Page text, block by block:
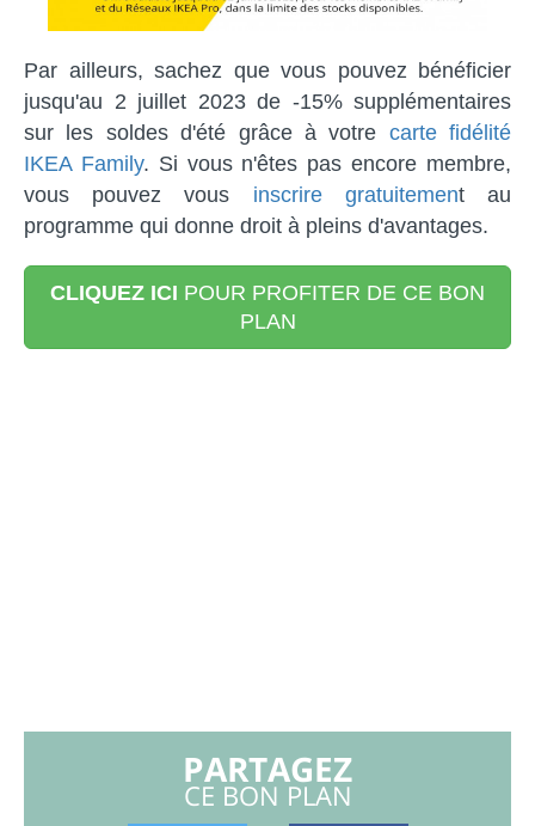
Par ailleurs, sachez que vous pouvez bénéficier
jusqu'au 2 juillet 2023 de -15% supplémentaires
sur les soldes d'été grâce à votre carte fidélité
IKEA Family. Si vous n'êtes pas encore membre,
vous pouvez vous inscrire gratuitement au
programme qui donne droit à pleins d'avantages.
CLIQUEZ ICI POUR PROFITER DE CE BON
PLAN
PARTAGEZ
CE BON PLAN